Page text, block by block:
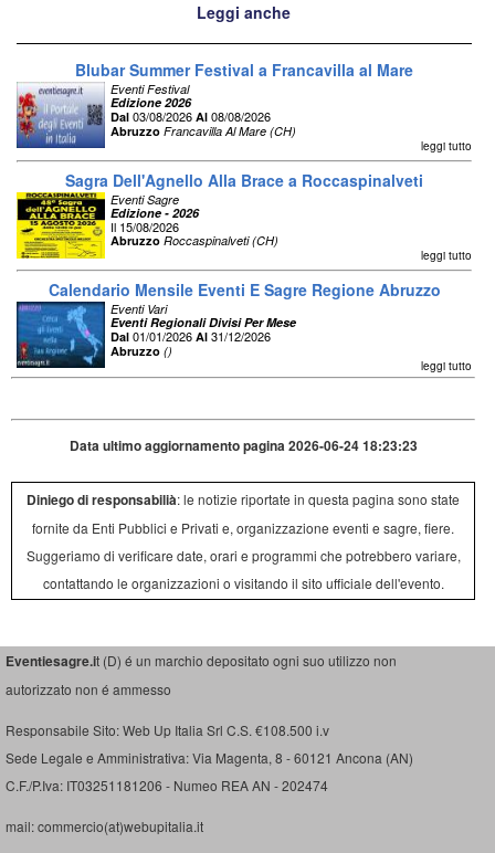
Leggi anche
Blubar Summer Festival a Francavilla al Mare
Eventi Festival
Edizione 2026
Dal 03/08/2026 Al 08/08/2026
Abruzzo Francavilla Al Mare (CH)
leggi tutto
Sagra Dell'Agnello Alla Brace a Roccaspinalveti
Eventi Sagre
Edizione - 2026
Il 15/08/2026
Abruzzo Roccaspinalveti (CH)
leggi tutto
Calendario Mensile Eventi E Sagre Regione Abruzzo
Eventi Vari
Eventi Regionali Divisi Per Mese
Dal 01/01/2026 Al 31/12/2026
Abruzzo ()
leggi tutto
Data ultimo aggiornamento pagina 2026-06-24 18:23:23
Diniego di responsabilià: le notizie riportate in questa pagina sono state
fornite da Enti Pubblici e Privati e, organizzazione eventi e sagre, fiere.
Suggeriamo di verificare date, orari e programmi che potrebbero variare,
contattando le organizzazioni o visitando il sito ufficiale dell'evento.
Eventiesagre.it (D) é un marchio depositato ogni suo utilizzo non
autorizzato non é ammesso
Responsabile Sito: Web Up Italia Srl C.S. €108.500 i.v
Sede Legale e Amministrativa: Via Magenta, 8 - 60121 Ancona (AN)
C.F./P.Iva: IT03251181206 - Numeo REA AN - 202474
mail: commercio(at)webupitalia.it